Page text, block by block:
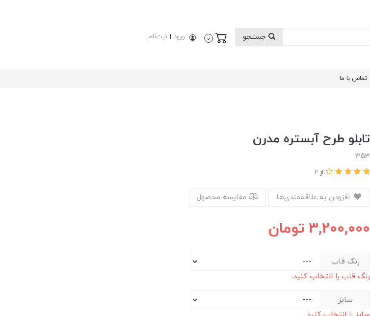
0 ورود ثبت‌نام
تماس با ما
تابلو طرح آبستره مدرن
353
از 2
مقایسه محصول
3,200,000 تومان
رنگ قاب
رنگ قاب را انتخاب کنید.
سایز